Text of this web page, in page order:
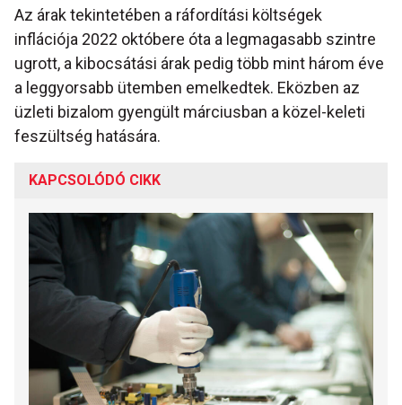
Az árak tekintetében a ráfordítási költségek
inflációja 2022 októbere óta a legmagasabb szintre
ugrott, a kibocsátási árak pedig több mint három éve
a leggyorsabb ütemben emelkedtek. Eközben az
üzleti bizalom gyengült márciusban a közel-keleti
feszültség hatására.
KAPCSOLÓDÓ CIKK